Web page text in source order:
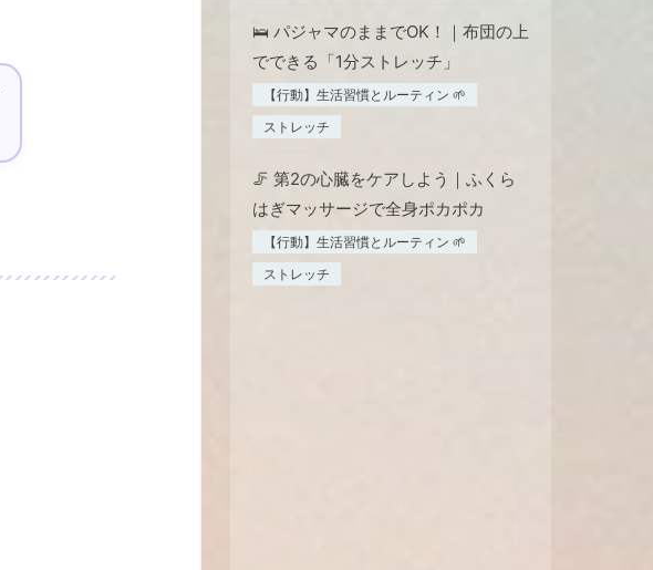
🛌 パジャマのままでOK！｜布団の上
でできる「1分ストレッチ」
【行動】生活習慣とルーティン 🌱
ストレッチ
🦵 第2の心臓をケアしよう｜ふくら
はぎマッサージで全身ポカポカ
【行動】生活習慣とルーティン 🌱
ストレッチ